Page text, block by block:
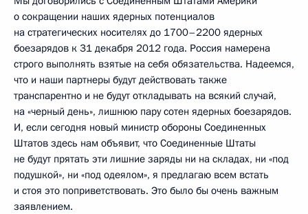
о сокращении наших ядерных потенциалов
на стратегических носителях до 1700–2200 ядерных
боезарядов к 31 декабря 2012 года. Россия намерена
строго выполнять взятые на себя обязательства. Надеемся,
что и наши партнеры будут действовать также
транспарентно и не будут откладывать на всякий случай,
на «черный день», лишнюю пару сотен ядерных боезарядов.
И, если сегодня новый министр обороны Соединенных
Штатов здесь нам объявит, что Соединенные Штаты
не будут прятать эти лишние заряды ни на складах, ни «под
подушкой», ни «под одеялом», я предлагаю всем встать
и стоя это поприветствовать. Это было бы очень важным
заявлением.